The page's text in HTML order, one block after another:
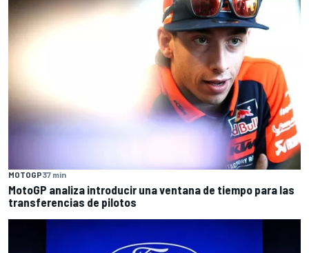
MOTOGP37 min
MotoGP analiza introducir una ventana de tiempo para las
transferencias de pilotos